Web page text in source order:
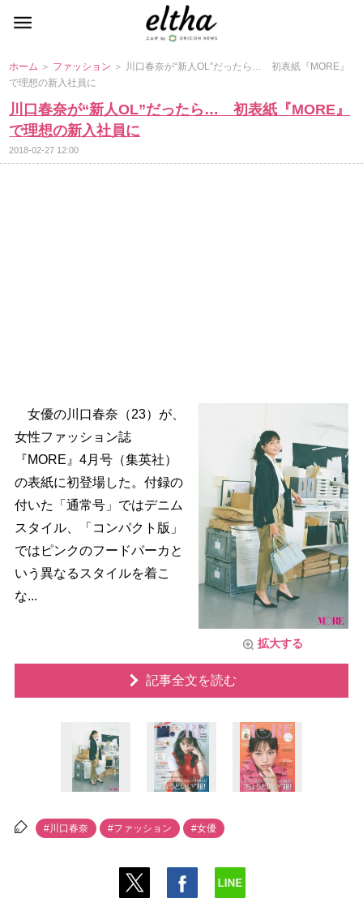
ホーム ＞ ファッション ＞ 川口春奈が“新人OL”だったら… 初表紙『MORE』
で理想の新入社員に
川口春奈が“新人OL”だったら… 初表紙『MORE』
で理想の新入社員に
2018-02-27 12:00
拡大する
女優の川口春奈（23）が、
女性ファッション誌
『MORE』4月号（集英社）
の表紙に初登場した。付録の
付いた「通常号」ではデニム
スタイル、「コンパクト版」
ではピンクのフードパーカと
いう異なるスタイルを着こ
な...
記事全文を読む
#川口春奈 #ファッション #女優